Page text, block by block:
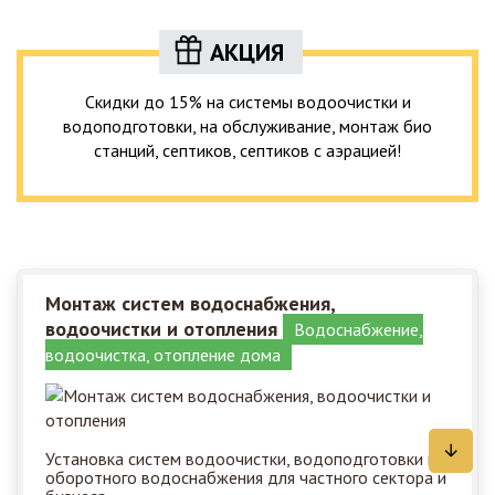
АКЦИЯ
Скидки до 15% на системы водоочистки и
водоподготовки, на обслуживание, монтаж био
станций, септиков, септиков с аэрацией!
Монтаж систем водоснабжения,
водоочистки и отопления
Водоснабжение,
водоочистка, отопление дома
Установка систем водоочистки, водоподготовки и
оборотного водоснабжения для частного сектора и